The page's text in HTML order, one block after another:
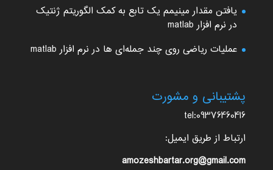
یافتن مقدار مینیمم یک تابع به کمک الگوریتم ژنتیک
در نرم افزار matlab
عملیات ریاضی روی چند جمله‌ای ها در نرم افزار matlab
پشتیبانی و مشورت
tel:09376460416
ارتباط از طریق ایمیل:
amozeshbartar.org@gmail.com